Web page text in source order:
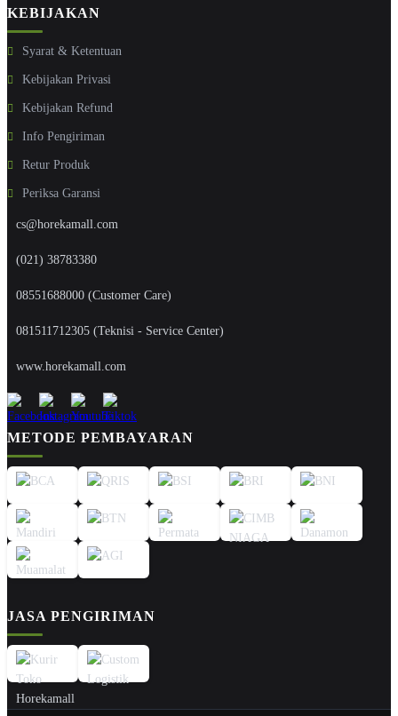
KEBIJAKAN
Syarat & Ketentuan
Kebijakan Privasi
Kebijakan Refund
Info Pengiriman
Retur Produk
Periksa Garansi
cs@horekamall.com
(021) 38783380
08551688000 (Customer Care)
081511712305 (Teknisi - Service Center)
www.horekamall.com
METODE PEMBAYARAN
JASA PENGIRIMAN